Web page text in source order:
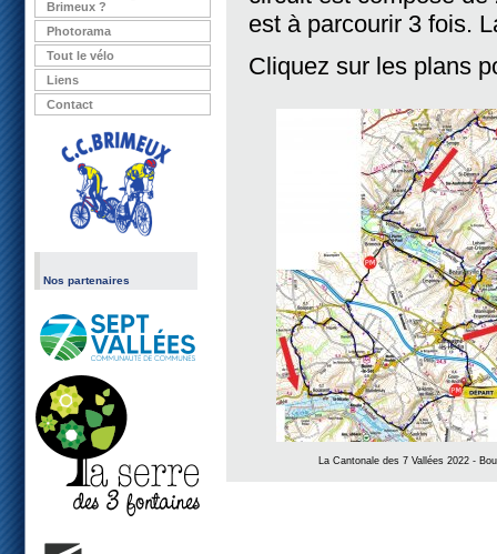
Brimeux ?
Photorama
Tout le vélo
Liens
Contact
Nos partenaires
est à parcourir 3 fois.
Cliquez sur les plans
La Cantonale des 7 Vallées 2022 -